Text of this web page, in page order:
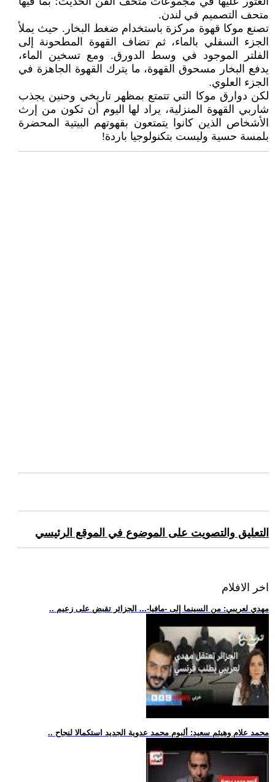
متحف التصميم في لندن.
تصنع موكا قهوة مركزة باستخدام ضغط البخار. حيث يملأ
الجزء السفلي بالماء، ثم تضاف القهوة المطحونة إلى
الفلتر الموجود في وسط الدورق. ومع تسخين الماء،
يدفع البخار مسحوق القهوة، ما يترك القهوة الجاهزة في
الجزء العلوي.
لكن دوارق موكا التي تتمتع بمظهر تاريخي وحنين يجذب
شاربي القهوة المنزلية، يراد لها اليوم أن تكون من إرث
الأشخاص الذين كانوا يتمتعون بقهوتهم البيتية المحضرة
بلمسة حسية وليست بتكنولوجيا باردة!
التعليق والتصويت على الموضوع في الموقع الرئيسي
اخر الافلام
.. مهدي لعريبي: من السينما إلى -مافيا-... الجزائر تقبض على زعيم
.. محمد علام وهيثم سعيد: ألبوم محمد عدوية الجديد استكمالا لنجاح